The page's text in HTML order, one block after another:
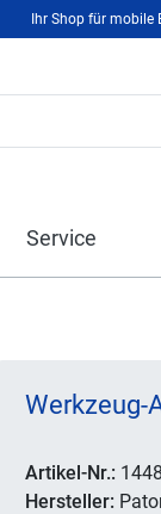
Ihr Shop für mobile
Service
Werkzeug-
Artikel-Nr.:
Hersteller: